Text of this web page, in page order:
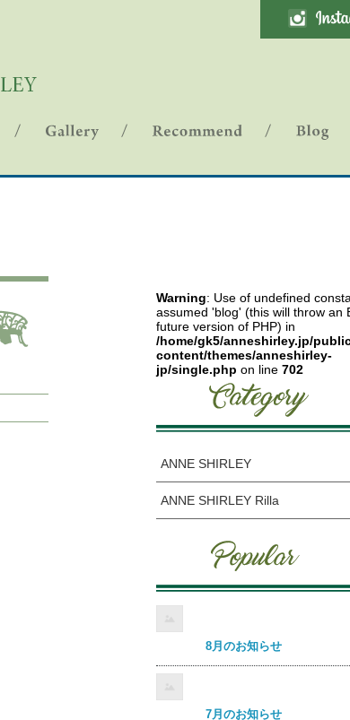
Warning: Use of undefined
assumed 'blog' (this will throw an
future version of PHP) in
/home/gk5/anneshirley.jp/
content/themes/anneshirley-
jp/single.php on line 702
ANNE SHIRLEY
ANNE SHIRLEY Rilla
8月のお知らせ
7月のお知らせ